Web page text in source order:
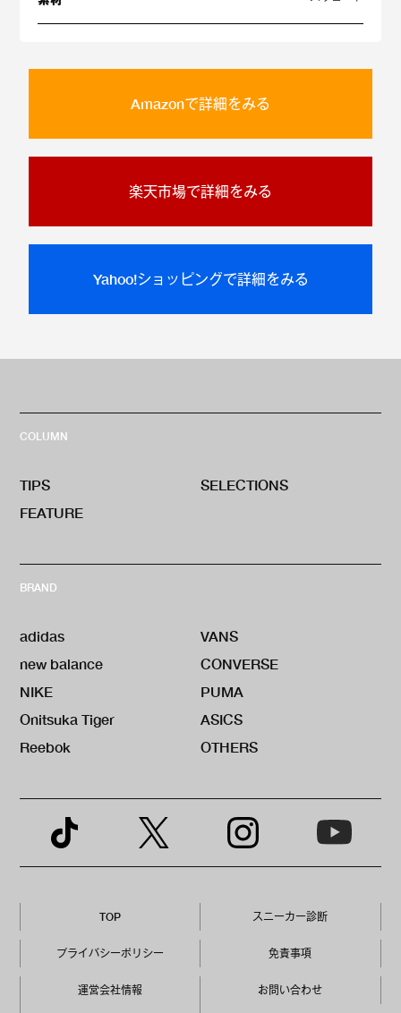
Amazonで詳細をみる
楽天市場で詳細をみる
Yahoo!ショッピングで詳細をみる
COLUMN
TIPS
SELECTIONS
FEATURE
BRAND
adidas
VANS
new balance
CONVERSE
NIKE
PUMA
Onitsuka Tiger
ASICS
Reebok
OTHERS
TOP スニーカー診断
プライバシーポリシー 免責事項
運営会社情報 お問い合わせ